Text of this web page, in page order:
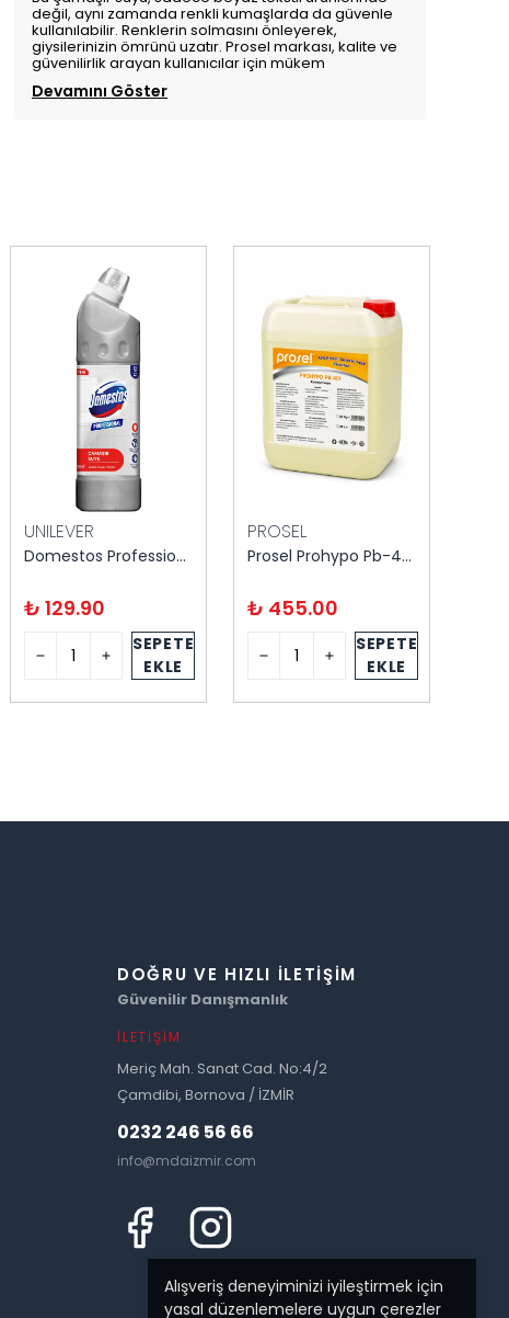
Alışveriş deneyiminizi iyileştirmek için
yasal düzenlemelere uygun çerezler
değil, aynı zamanda renkli kumaşlarda da güvenle
kullanılabilir. Renklerin solmasını önleyerek,
giysilerinizin ömrünü uzatır. Prosel markası, kalite ve
güvenilirlik arayan kullanıcılar için mükem
Devamını Göster
UNILEVER
Domestos Professional Çamaşır Suyu 1250 ml
₺ 129.90
SEPETE
EKLE
PROSEL
Prosel Prohypo Pb-401 Çamaşır Suyu 20 kg
₺ 455.00
SEPETE
EKLE
DOĞRU VE HIZLI İLETIŞIM
Güvenilir Danışmanlık
İLETIŞIM
Meriç Mah. Sanat Cad. No:4/2
Çamdibi, Bornova / İZMİR
0232 246 56 66
info@mdaizmir.com